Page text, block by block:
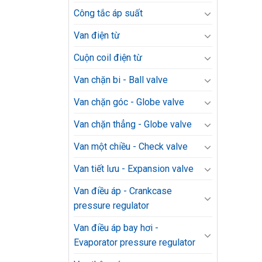
Công tắc áp suất
Van điện từ
Cuộn coil điện từ
Van chặn bi - Ball valve
Van chặn góc - Globe valve
Van chặn thẳng - Globe valve
Van một chiều - Check valve
Van tiết lưu - Expansion valve
Van điều áp - Crankcase
pressure regulator
Van điều áp bay hơi -
Evaporator pressure regulator